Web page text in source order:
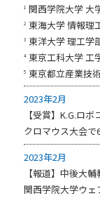
1 関西学院大学 大
2 東海大学 情報理
3 東洋大学 理工学
4 東京工科大学 工
5 東京都立産業技
2023年2月
【受賞】K.G.ロ
クロマウス大会
2023年2月
【報道】中後大
関西学院大学ウェ